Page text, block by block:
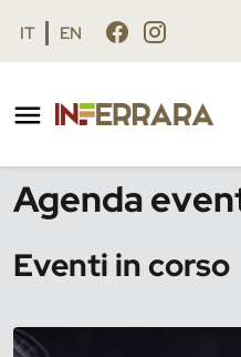
Vai al contenuto principale
Vai al footer
IT EN
Agenda
Eventi in corso